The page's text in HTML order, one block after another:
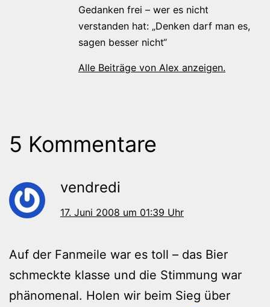
Gedanken frei – wer es nicht
verstanden hat: „Denken darf man es,
sagen besser nicht“
Alle Beiträge von Alex anzeigen.
5 Kommentare
vendredi
17. Juni 2008 um 01:39 Uhr
Auf der Fanmeile war es toll – das Bier
schmeckte klasse und die Stimmung war
phänomenal. Holen wir beim Sieg über